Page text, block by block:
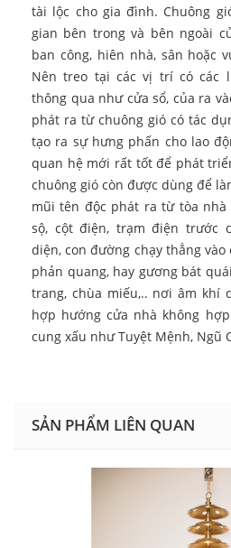
tài lộc cho gia đình. Chuông
gian bên trong và bên ngoài
ban công, hiên nhà, sân hoặc
Nên treo tại các vị trí có các
thông qua như cửa sổ, của ra
phát ra từ chuông gió có tác
tạo ra sự hưng phấn cho lao
quan hệ mới rất tốt để phát
chuông gió còn được dùng để
mũi tên độc phát ra từ tòa
sộ, cột điện, trạm điện trước
diện, con đường chạy thẳng
phản quang, hay gương bát
trang, chùa miếu,.. nơi âm khí
hợp hướng cửa nhà không
cung xấu như Tuyệt Mệnh, Ngũ
SẢN PHẨM LIÊN QUAN